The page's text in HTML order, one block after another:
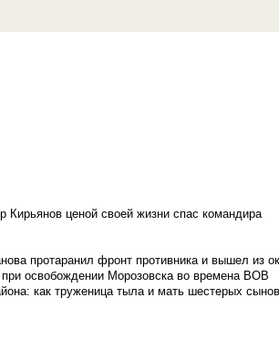
Кирьянов ценой своей жизни спас командира
протаранил фронт противника и вышел из
освобождении Морозовска во времена ВОВ
как труженица тыла и мать шестерых